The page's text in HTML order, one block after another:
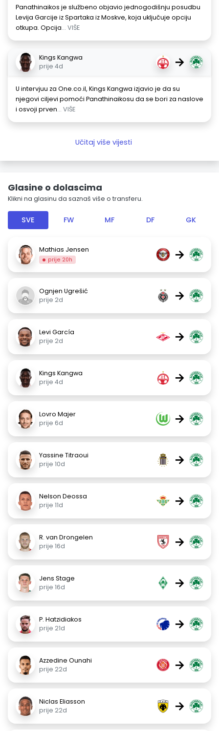
Panathinaikos je službeno objavio jednogodišnju posudbu
Levija Garcije iz Spartaka iz Moskve, koja uključuje opciju
otkupa. Opcija... VIŠE
Kings Kangwa
prije 4d
→
U intervjuu za One.co.il, Kings Kangwa izjavio je da su
njegovi ciljevi pomoći Panathinaikosu da se bori za naslove
i osvoji prven... VIŠE
Učitaj više vijesti
Glasine o dolascima
Klikni na glasinu da saznaš više o transferu.
SVE FW MF DF GK
Mathias Jensen
prije 20h →
Ognjen Ugrešić
prije 2d
→
Levi García
prije 2d
→
Kings Kangwa
prije 4d
→
Lovro Majer
prije 6d
→
Yassine Titraoui
prije 10d
→
Nelson Deossa
prije 11d
→
R. van Drongelen
prije 16d
→
Jens Stage
prije 16d
→
P. Hatzidiakos
prije 21d
→
Azzedine Ounahi
prije 22d
→
Niclas Eliasson
prije 22d
→